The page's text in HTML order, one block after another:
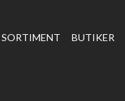
SORTIMENT BUTIKER